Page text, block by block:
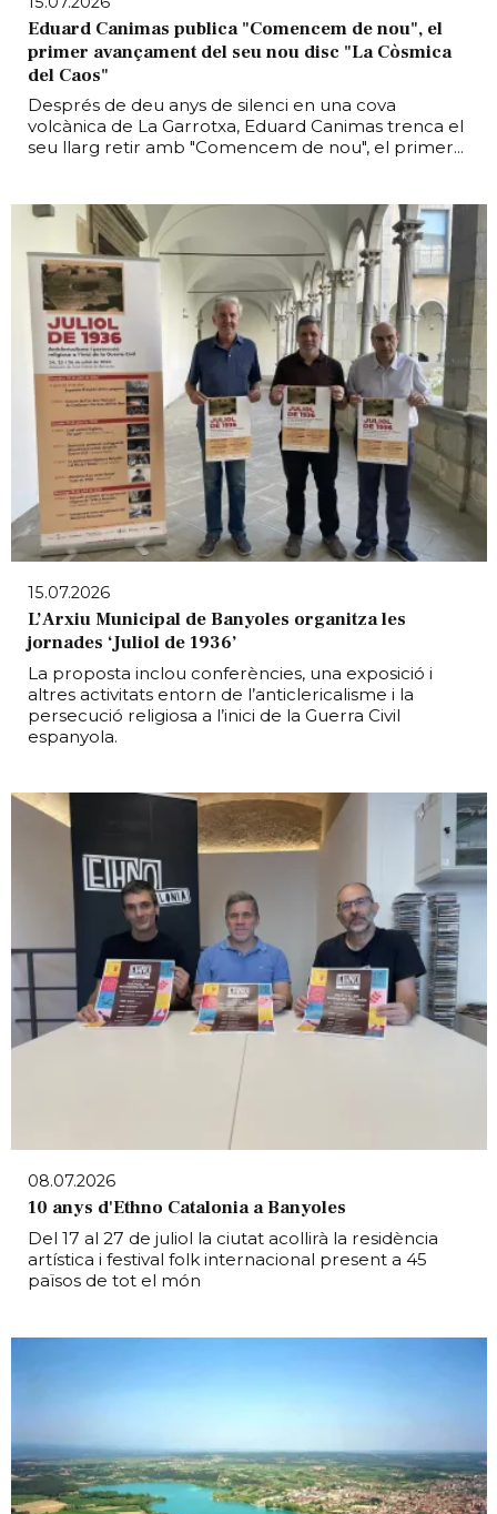
Eduard Canimas publica "Comencem de nou", el
primer avançament del seu nou disc "La Còsmica
del Caos"
Després de deu anys de silenci en una cova
volcànica de La Garrotxa, Eduard Canimas trenca el
seu llarg retir amb "Comencem de nou", el primer...
15.07.2026
L’Arxiu Municipal de Banyoles organitza les
jornades ‘Juliol de 1936’
La proposta inclou conferències, una exposició i
altres activitats entorn de l’anticlericalisme i la
persecució religiosa a l’inici de la Guerra Civil
espanyola.
08.07.2026
10 anys d'Ethno Catalonia a Banyoles
Del 17 al 27 de juliol la ciutat acollirà la residència
artística i festival folk internacional present a 45
països de tot el món